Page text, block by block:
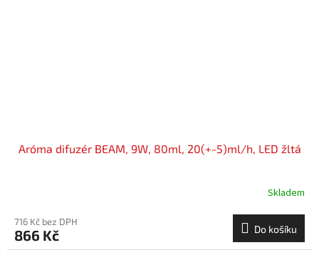
Aróma difuzér BEAM, 9W, 80ml, 20(+-5)ml/h, LED žltá
Skladem
716 Kč bez DPH
866 Kč Do košíku